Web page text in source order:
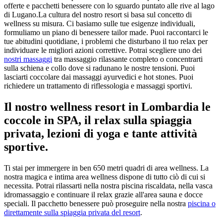
offerte e pacchetti benessere con lo sguardo puntato alle rive al lago
di Lugano.La cultura del nostro resort si basa sul concetto di
wellness su misura. Ci basiamo sulle tue esigenze individuali,
formuliamo un piano di benessere tailor made. Puoi raccontarci le
tue abitudini quotidiane, i problemi che disturbano il tuo relax per
individuare le migliori azioni correttive. Potrai scegliere uno dei
nostri massaggi tra massaggio rilassante completo o concentrarti
sulla schiena e collo dove si radunano le nostre tensioni. Puoi
lasciarti coccolare dai massaggi ayurvedici e hot stones. Puoi
richiedere un trattamento di riflessologia e massaggi sportivi.
Il nostro wellness resort in Lombardia le
coccole in SPA, il relax sulla spiaggia
privata, lezioni di yoga e tante attività
sportive.
Ti stai per immergere in ben 650 metri quadri di area wellness. La
nostra magica e intima area wellness dispone di tutto ciò di cui si
necessita. Potrai rilassarti nella nostra piscina riscaldata, nella vasca
idromassaggio e continuare il relax grazie all'area sauna e docce
speciali. Il pacchetto benessere può proseguire nella nostra piscina o
direttamente sulla spiaggia privata del resort.